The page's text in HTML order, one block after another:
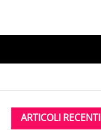
ARTICOLI RECENTI